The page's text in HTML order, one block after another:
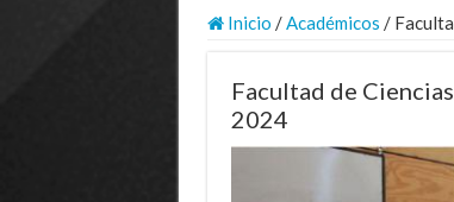
Inicio / Académicos /
Facultad de
2024